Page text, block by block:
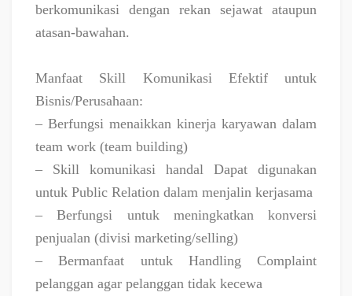
berkomunikasi dengan rekan sejawat ataupun
atasan-bawahan.
Manfaat Skill Komunikasi Efektif untuk
Bisnis/Perusahaan:
– Berfungsi menaikkan kinerja karyawan dalam
team work (team building)
– Skill komunikasi handal Dapat digunakan
untuk Public Relation dalam menjalin kerjasama
– Berfungsi untuk meningkatkan konversi
penjualan (divisi marketing/selling)
– Bermanfaat untuk Handling Complaint
pelanggan agar pelanggan tidak kecewa